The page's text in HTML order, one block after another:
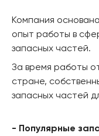
Компания
опыт работы в
запасных частей.
За время работы
стране,
запасных частей
- Популярные